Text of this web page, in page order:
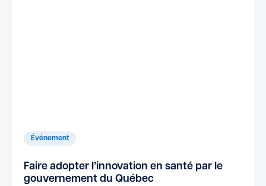
Événement
Faire adopter l’innovation en santé par le
gouvernement du Québec